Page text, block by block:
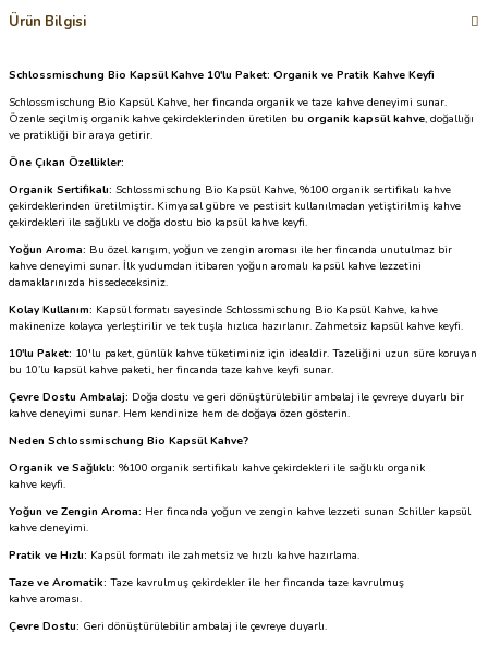
Ürün Bilgisi
Schlossmischung Bio Kapsül Kahve 10'lu Paket: Organik ve Pratik Kahve Keyfi
Schlossmischung Bio Kapsül Kahve, her fincanda organik ve taze kahve deneyimi sunar.
Özenle seçilmiş organik kahve çekirdeklerinden üretilen bu organik kapsül kahve, doğallığı
ve pratikliği bir araya getirir.
Öne Çıkan Özellikler:
Organik Sertifikalı: Schlossmischung Bio Kapsül Kahve, %100 organik sertifikalı kahve
çekirdeklerinden üretilmiştir. Kimyasal gübre ve pestisit kullanılmadan yetiştirilmiş kahve
çekirdekleri ile sağlıklı ve doğa dostu bio kapsül kahve keyfi.
Yoğun Aroma: Bu özel karışım, yoğun ve zengin aroması ile her fincanda unutulmaz bir
kahve deneyimi sunar. İlk yudumdan itibaren yoğun aromalı kapsül kahve lezzetini
damaklarınızda hissedeceksiniz.
Kolay Kullanım: Kapsül formatı sayesinde Schlossmischung Bio Kapsül Kahve, kahve
makinenize kolayca yerleştirilir ve tek tuşla hızlıca hazırlanır. Zahmetsiz kapsül kahve keyfi.
10'lu Paket: 10'lu paket, günlük kahve tüketiminiz için idealdir. Tazeliğini uzun süre koruyan
bu 10’lu kapsül kahve paketi, her fincanda taze kahve keyfi sunar.
Çevre Dostu Ambalaj: Doğa dostu ve geri dönüştürülebilir ambalaj ile çevreye duyarlı bir
kahve deneyimi sunar. Hem kendinize hem de doğaya özen gösterin.
Neden Schlossmischung Bio Kapsül Kahve?
Organik ve Sağlıklı: %100 organik sertifikalı kahve çekirdekleri ile sağlıklı organik
kahve keyfi.
Yoğun ve Zengin Aroma: Her fincanda yoğun ve zengin kahve lezzeti sunan Schiller kapsül
kahve deneyimi.
Pratik ve Hızlı: Kapsül formatı ile zahmetsiz ve hızlı kahve hazırlama.
Taze ve Aromatik: Taze kavrulmuş çekirdekler ile her fincanda taze kavrulmuş
kahve aroması.
Çevre Dostu: Geri dönüştürülebilir ambalaj ile çevreye duyarlı.